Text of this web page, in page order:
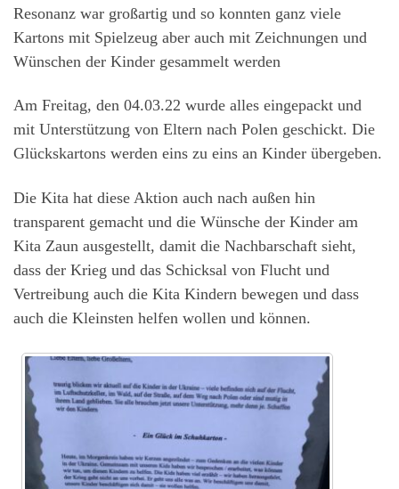
Resonanz war großartig und so konnten ganz viele
Kartons mit Spielzeug aber auch mit Zeichnungen und
Wünschen der Kinder gesammelt werden
Am Freitag, den 04.03.22 wurde alles eingepackt und
mit Unterstützung von Eltern nach Polen geschickt. Die
Glückskartons werden eins zu eins an Kinder übergeben.
Die Kita hat diese Aktion auch nach außen hin
transparent gemacht und die Wünsche der Kinder am
Kita Zaun ausgestellt, damit die Nachbarschaft sieht,
dass der Krieg und das Schicksal von Flucht und
Vertreibung auch die Kita Kindern bewegen und dass
auch die Kleinsten helfen wollen und können.